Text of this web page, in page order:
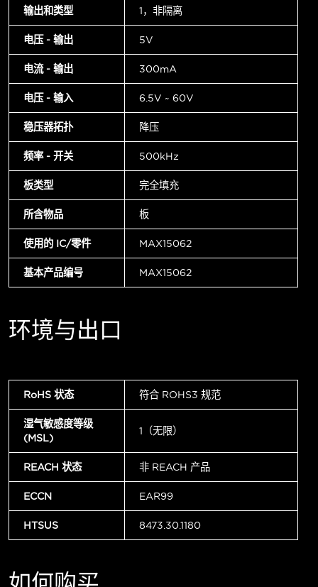
输出和类型 1，非隔离
电压 - 输出 5V
电流 - 输出 300mA
电压 - 输入 6.5V ~ 60V
稳压器拓扑 降压
频率 - 开关 500kHz
板类型 完全填充
所含物品 板
使用的 IC/零件 MAX15062
基本产品编号 MAX15062
环境与出口
RoHS 状态 符合 ROHS3 规范
湿气敏感度等级
(MSL)
1（无限）
REACH 状态 非 REACH 产品
ECCN EAR99
HTSUS 8473.30.1180